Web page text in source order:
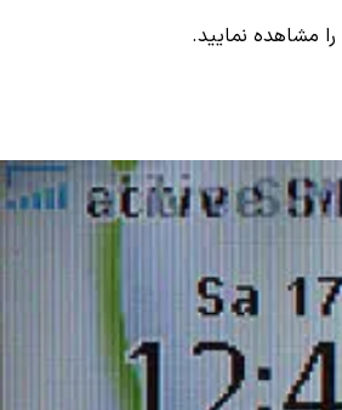
را مشاهده نمایید.